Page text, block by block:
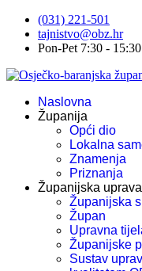
(031) 221-501
tajnistvo@obz.hr
Pon-Pet 7:30 -
Naslovna
Županija
Opći dio
Lokalna
Znamenja
Priznanja
Županijska uprava
Županijska
Župan
Upravna
Županijske
Sustav